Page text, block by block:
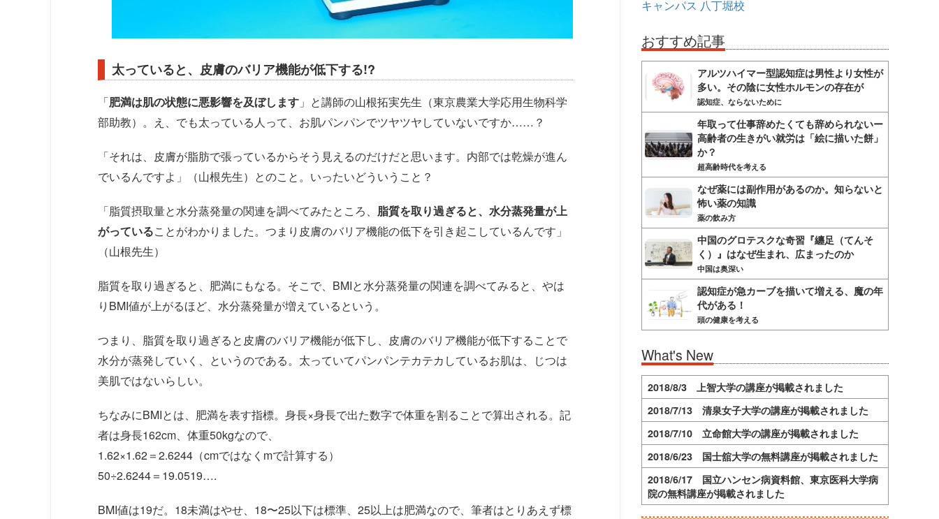
太っていると、皮膚のバリア機能が低下する!?
「肥満は肌の状態に悪影響を及ぼします」と講師の山根拓実先生（東京農業大学応用生物科学
部助教）。え、でも太っている人って、お肌パンパンでツヤツヤしていないですか……？
「それは、皮膚が脂肪で張っているからそう見えるのだけだと思います。内部では乾燥が進ん
でいるんですよ」（山根先生）とのこと。いったいどういうこと？
「脂質摂取量と水分蒸発量の関連を調べてみたところ、 脂質を取り過ぎると、水分蒸発量が上
がっていることがわかりました。つまり皮膚のバリア機能の低下を引き起こしているんです」
（山根先生）
脂質を取り過ぎると、肥満にもなる。そこで、BMIと水分蒸発量の関連を調べてみると、やは
りBMI値が上がるほど、水分蒸発量が増えているという。
つまり、脂質を取り過ぎると皮膚のバリア機能が低下し、皮膚のバリア機能が低下することで
水分が蒸発していく、というのである。太っていてパンパンテカテカしているお肌は、じつは
美肌ではないらしい。
ちなみにBMIとは、肥満を表す指標。身長×身長で出た数字で体重を割ることで算出される。記
者は身長162cm、体重50kgなので、
1.62×1.62＝2.6244（cmではなくmで計算する）
50÷2.6244＝19.0519….
BMI値は19だ。18未満はやせ、18〜25以下は標準、25以上は肥満なので、筆者はとりあえず標
キャンパス 八丁堀校
おすすめ記事
アルツハイマー型認知症は男性より女性が
多い。その陰に女性ホルモンの存在が
認知症、ならないために
年取って仕事辞めたくても辞められないー
高齢者の生きがい就労は「絵に描いた餅」
か？
超高齢時代を考える
なぜ薬には副作用があるのか。知らないと
怖い薬の知識
薬の飲み方
中国のグロテスクな奇習『纏足（てんそ
く）』はなぜ生まれ、広まったのか
中国は奥深い
認知症が急カーブを描いて増える、魔の年
代がある！
頭の健康を考える
What's New
2018/8/3 上智大学の講座が掲載されました
2018/7/13 清泉女子大学の講座が掲載されました
2018/7/10 立命館大学の講座が掲載されました
2018/6/23 国士舘大学の無料講座が掲載されました
2018/6/17 国立ハンセン病資料館、東京医科大学病
院の無料講座が掲載されました